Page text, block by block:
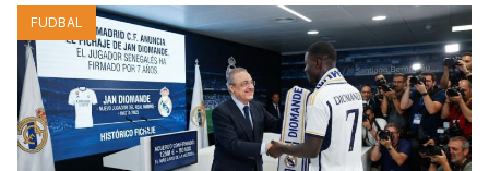
FUDBAL